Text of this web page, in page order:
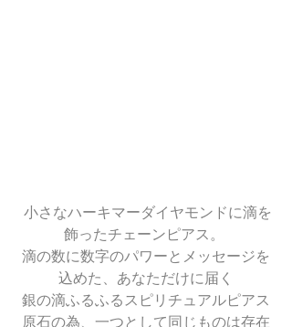
飾ったチェーンピアス。
滴の数に数字のパワーとメッセージを
込めた、あなただけに届く
銀の滴ふるふるスピリチュアルピアス
原石の為、一つとして同じものは存在